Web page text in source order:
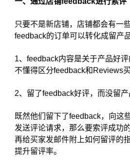
只要不是新店铺，店铺都会有一
feedback的订单可以转化成留产
1、feedback内容是关于产品好
不懂得区分feedback和Reviews买
2、留了feedback好评，而没留产
既然他们留下了feedback，向这
发送评论请求，那么要索评成功
再给买家发邮件附上如何留评的
提升留评率。